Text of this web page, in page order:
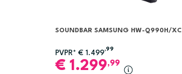
SOUNDBAR SAMSUNG HW-Q990H/XC
PVPR* € 1.499
,99
€ 1.299,99